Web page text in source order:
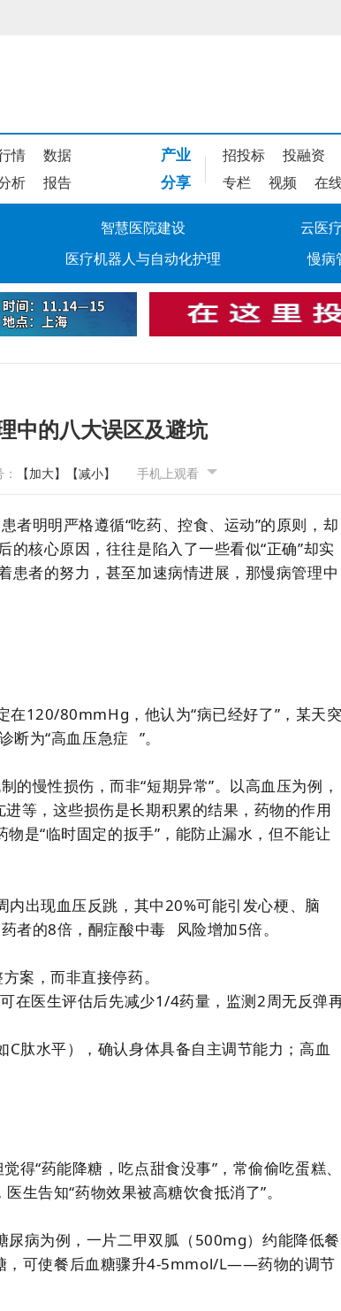
情 数据
析 报告
产业 招投标 投融资
分享 专栏 视频 在
智慧医院建设 云医
医疗机器人与自动化护理 慢病
中的八大误区及避坑
【加大】 【减小】 手机上观看
者明明严格遵循“吃药、控食、运动”的原则，却
的核心原因，往往是陷入了一些看似“正确”却实
患者的努力，甚至加速病情进展，那慢病管理中
在120/80mmHg，他认为“病已经好了”，某天
断为“高血压急症 ”。
慢性损伤，而非“短期异常”。以高血压为例，
等，这些损伤是长期积累的结果，药物的作用
是“临时固定的扳手”，能防止漏水，但不能让
出现血压反跳，其中20%可能引发心梗、脑
者的8倍， 酮症酸中毒 风险增加5倍。
案，而非直接停药。
在医生评估后先减少1/4药量，监测2周无反弹
肽水平），确认身体具备自主调节能力；高血
得“药能降糖，吃点甜食没事”，常偷偷吃蛋糕、
生告知“药物效果被高糖饮食抵消了”。
尿病为例，一片二甲双胍（500mg）约能降低餐
，可使餐后血糖骤升4-5mmol/L——药物的调节